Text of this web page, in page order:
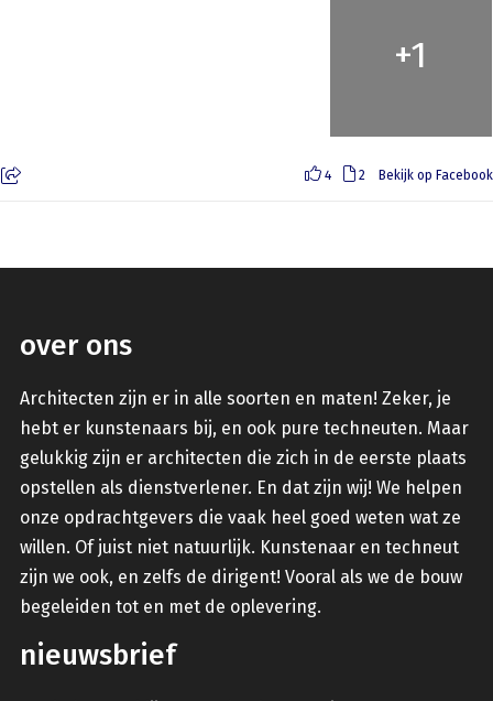
+1
4 2 Bekijk op Facebook
over ons
Architecten zijn er in alle soorten en maten! Zeker, je
hebt er kunstenaars bij, en ook pure techneuten. Maar
gelukkig zijn er architecten die zich in de eerste plaats
opstellen als dienstverlener. En dat zijn wij! We helpen
onze opdrachtgevers die vaak heel goed weten wat ze
willen. Of juist niet natuurlijk. Kunstenaar en techneut
zijn we ook, en zelfs de dirigent! Vooral als we de bouw
begeleiden tot en met de oplevering.
nieuwsbrief